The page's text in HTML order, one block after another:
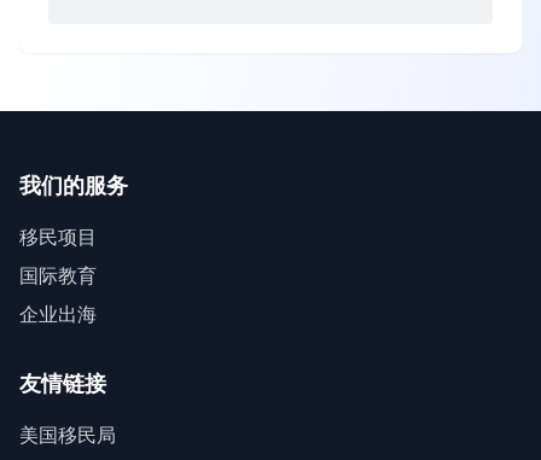
我们的服务
移民项目
国际教育
企业出海
友情链接
美国移民局